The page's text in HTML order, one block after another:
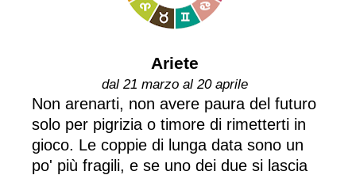
Ariete
dal 21 marzo al 20 aprile
Non arenarti, non avere paura del futuro
solo per pigrizia o timore di rimetterti in
gioco. Le coppie di lunga data sono un
po' più fragili, e se uno dei due si lascia